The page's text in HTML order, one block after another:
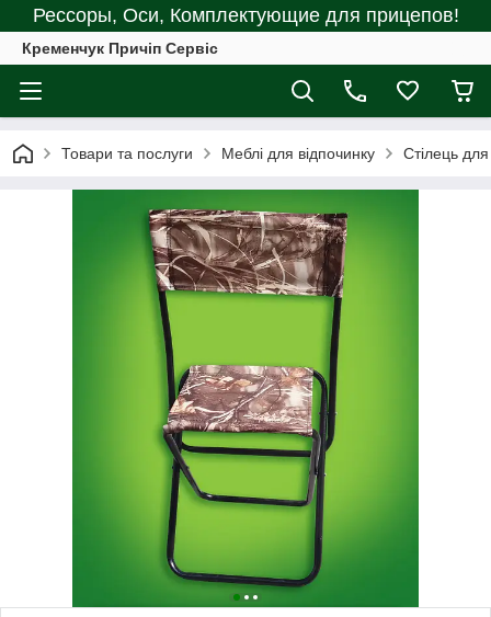
Рессоры, Оси, Комплектующие для прицепов!
Кременчук Причіп Сервіс
Товари та послуги Меблі для відпочинку Стілець